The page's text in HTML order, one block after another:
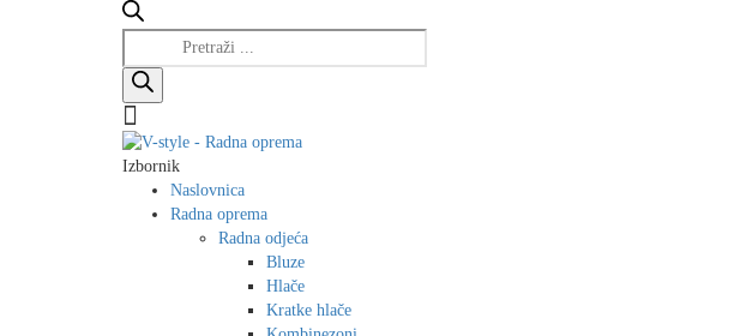
Products
search
Izbornik
Naslovnica
Radna oprema
Radna odjeća
Bluze
Hlače
Kratke hlače